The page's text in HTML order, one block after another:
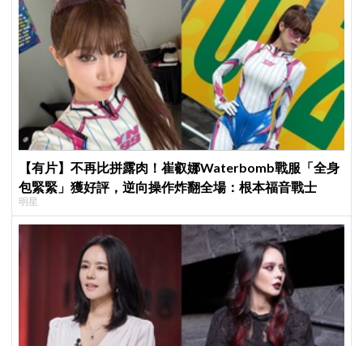
【有片】不再比拼露肉！崔叡娜Waterbomb戰服「全身
包緊緊」獲好評，逆向操作炸翻全場：根本福音戰士
明星